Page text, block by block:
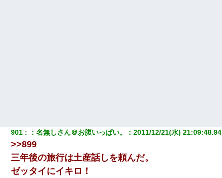
901 ：名無しさん＠お腹いっぱい。 ：2011/12/21(水) 21:09:48.94
>>899
三年後の旅行は土産話しを頼んだ。
ゼッタイにイキロ！